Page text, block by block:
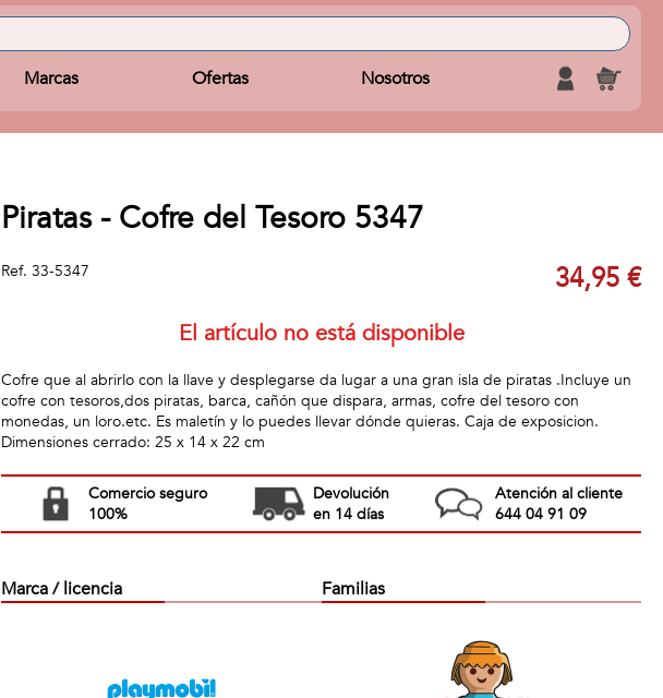
Marcas Ofertas Nosotros
Piratas - Cofre del Tesoro 5347
Ref. 33-5347 34,95 €
El artículo no está disponible
Cofre que al abrirlo con la llave y desplegarse da lugar a una gran isla de piratas .Incluye un
cofre con tesoros,dos piratas, barca, cañón que dispara, armas, cofre del tesoro con
monedas, un loro.etc. Es maletín y lo puedes llevar dónde quieras. Caja de exposicion.
Dimensiones cerrado: 25 x 14 x 22 cm
Comercio seguro
100%
Devolución
en 14 días
Atención al cliente
644 04 91 09
Marca / licencia Familias